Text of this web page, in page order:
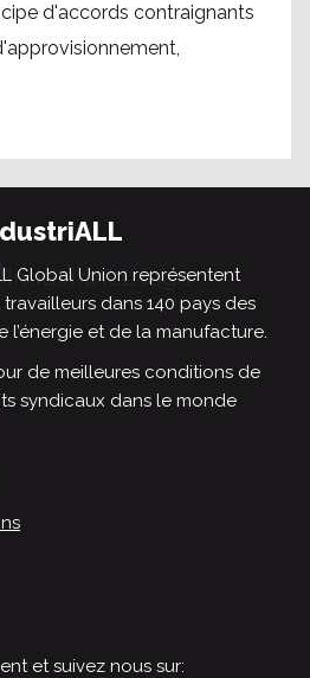
d'accords contraignants
Global Union représentent
dans 140 pays des
l’énergie et de la manufacture.
de meilleures conditions de
syndicaux dans le monde
et suivez nous sur: